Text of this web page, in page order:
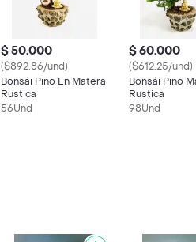
$ 50.000
($892.86/und)
Bonsái Pino En Matera
Rustica
56Und
$ 60.000
($612.25/und)
Bonsái Pino
Rustica
98Und